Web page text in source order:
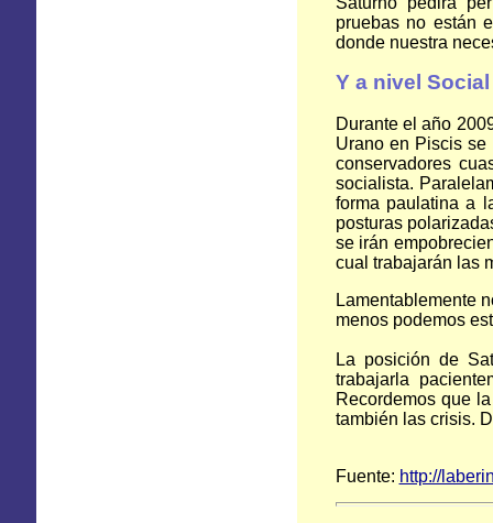
pruebas no están
donde nuestra
Y a nivel Social
Durante el año
Urano en Piscis se
conservadores
socialista.
forma paulatina a
posturas
se irán
cual trabajarán las
Lamentablemente
menos podemos
La posición de
trabajarla
Recordemos que
también las crisis.
Fuente: http://